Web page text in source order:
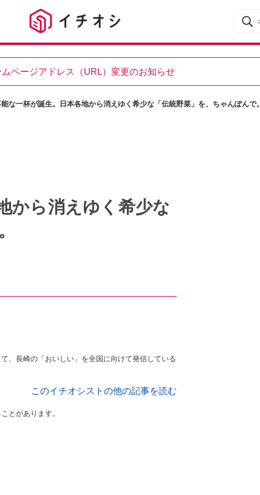
ムページアドレス（URL）変更のお知らせ
な一杯が誕生。日本各地から消えゆく希少な「伝統野菜」を、ちゃんぽんで。
から消えゆく希少な
、長崎の「おいしい」を全国に向けて発信している
このイチオシストの他の記事を読む
とがあります。